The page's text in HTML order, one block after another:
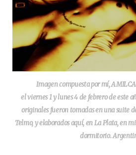
Imagen compuesta por mí,
el viernes 1 y lunes 4 de febrero de este
originales fueron tomadas en una suite
Telmo, y elaborados aquí, en La Plata, en
dormitorio.